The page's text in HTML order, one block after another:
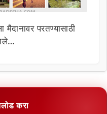
परतण्यासाठी
करा